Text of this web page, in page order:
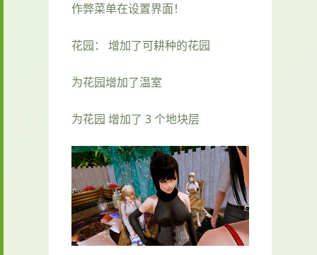
作弊菜单在设置界面！
花园： 增加了可耕种的花园
为花园增加了温室
为花园 增加了 3 个地块层